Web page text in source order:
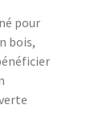
pour
bois,